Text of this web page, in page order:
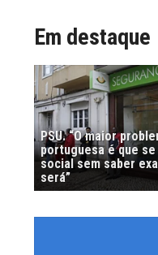
Em destaque
PSU. “O maior
portuguesa é que
social sem saber
será”